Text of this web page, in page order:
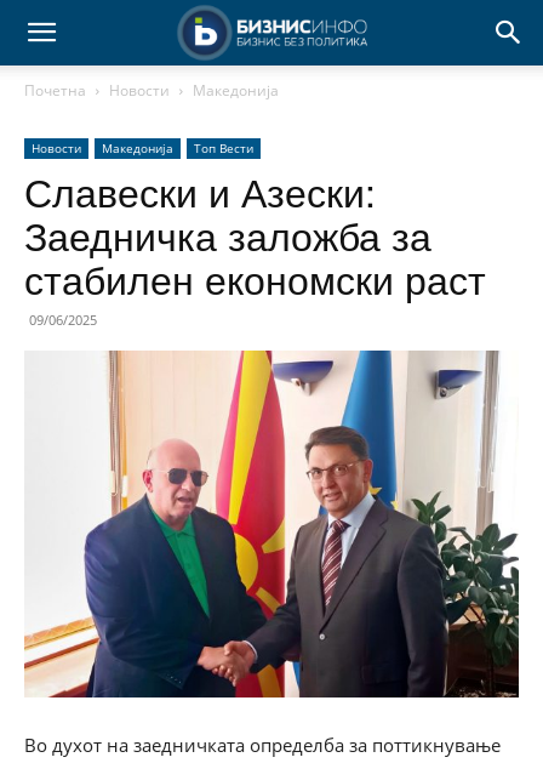
Почетна Новости Македонија
Новости Македонија Топ Вести
Славески и Азески:
Заедничка заложба за
стабилен економски раст
09/06/2025
Во духот на заедничката определба за поттикнување